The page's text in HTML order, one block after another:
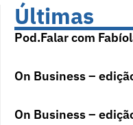
Últimas
Pod.Falar com
On Business –
On Business –